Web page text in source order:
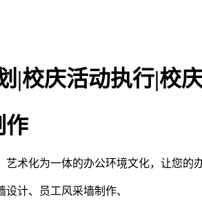
|校庆活动执行|校
作
术化为一体的办公环境文化，让您的
计、员工风采墙制作、